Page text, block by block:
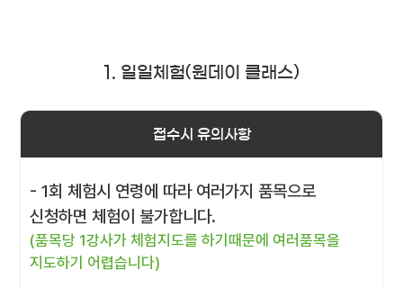
1. 일일체험(원데이 클래스)
접수시 유의사항
- 1회 체험시 연령에 따라 여러가지 품목으로
신청하면 체험이 불가합니다.
(품목당 1강사가 체험지도를 하기때문에 여러품목을
지도하기 어렵습니다)